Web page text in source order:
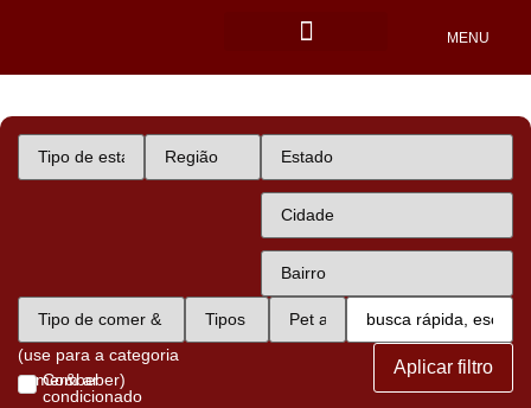
MENU
(use para a categoria
comer&beber)
Com ar
condicionado
Aplicar filtro